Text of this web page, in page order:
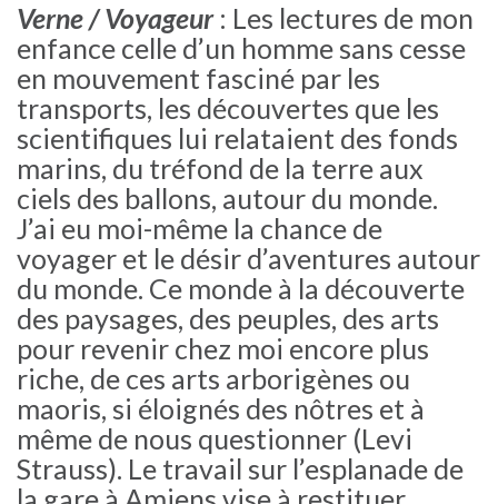
Verne / Voyageur: Les lectures de mon
enfance celle d’un homme sans cesse
en mouvement fasciné par les
transports, les découvertes que les
scientifiques lui relataient des fonds
marins, du tréfond de la terre aux
ciels des ballons, autour du monde.
J’ai eu moi-même la chance de
voyager et le désir d’aventures autour
du monde. Ce monde à la découverte
des paysages, des peuples, des arts
pour revenir chez moi encore plus
riche, de ces arts arborigènes ou
maoris, si éloignés des nôtres et à
même de nous questionner (Levi
Strauss). Le travail sur l’esplanade de